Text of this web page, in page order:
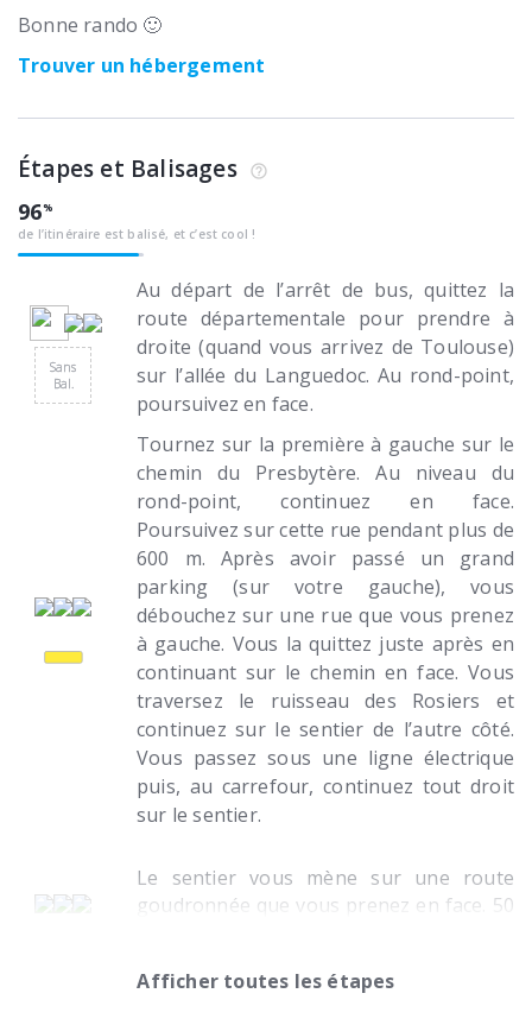
Bonne rando 🙂
Trouver un hébergement
Étapes et Balisages
96
de l’itinéraire est balisé, et c’est cool !
Sans
Bal.
Au départ de l’arrêt de bus, quittez la
route départementale pour prendre à
droite (quand vous arrivez de Toulouse)
sur l’allée du Languedoc. Au rond-point,
poursuivez en face.
Tournez sur la première à gauche sur le
chemin du Presbytère. Au niveau du
rond-point, continuez en face.
Poursuivez sur cette rue pendant plus de
600 m. Après avoir passé un grand
parking (sur votre gauche), vous
débouchez sur une rue que vous prenez
à gauche. Vous la quittez juste après en
continuant sur le chemin en face. Vous
traversez le ruisseau des Rosiers et
continuez sur le sentier de l’autre côté.
Vous passez sous une ligne électrique
puis, au carrefour, continuez tout droit
sur le sentier.
Afficher toutes les étapes
Le sentier vous mène sur une route
goudronnée que vous prenez en face. 50
pendant 350 m puis tournez à droite sur